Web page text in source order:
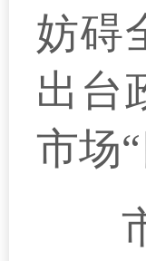
妨碍
出台
市场
市